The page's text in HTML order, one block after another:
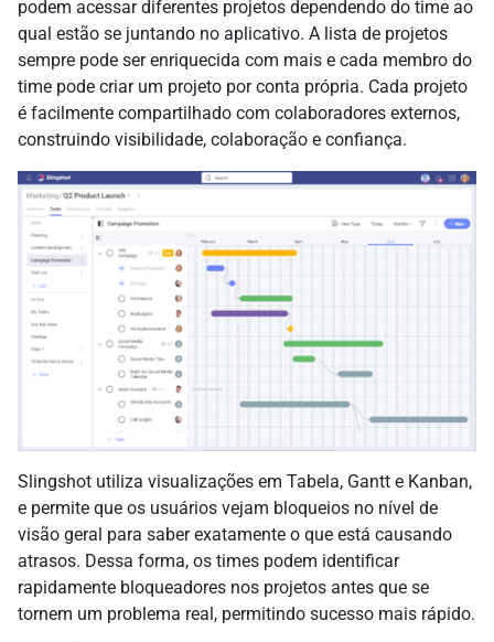
podem acessar diferentes projetos dependendo do time ao
qual estão se juntando no aplicativo. A lista de projetos
sempre pode ser enriquecida com mais e cada membro do
time pode criar um projeto por conta própria. Cada projeto
é facilmente compartilhado com colaboradores externos,
construindo visibilidade, colaboração e confiança.
Slingshot utiliza visualizações em Tabela, Gantt e Kanban,
e permite que os usuários vejam bloqueios no nível de
visão geral para saber exatamente o que está causando
atrasos. Dessa forma, os times podem identificar
rapidamente bloqueadores nos projetos antes que se
tornem um problema real, permitindo sucesso mais rápido.